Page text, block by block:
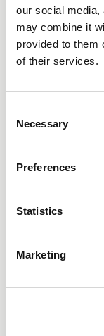
our social media,
may combine it
provided to them
of their services.
Selection
Necessary
Preferences
Statistics
Marketing
Kostnadsfri
bara ett första
dig. Välj
Om oss